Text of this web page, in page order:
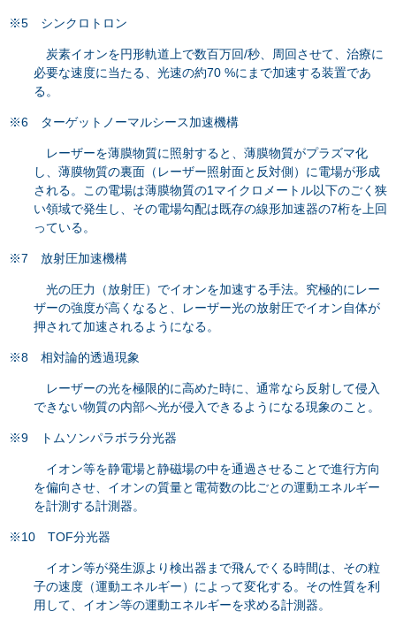
※5 シンクロトロン
炭素イオンを円形軌道上で数百万回/秒、周回させて、治療に
必要な速度に当たる、光速の約70 %にまで加速する装置であ
る。
※6 ターゲットノーマルシース加速機構
レーザーを薄膜物質に照射すると、薄膜物質がプラズマ化
し、薄膜物質の裏面（レーザー照射面と反対側）に電場が形成
される。この電場は薄膜物質の1マイクロメートル以下のごく狭
い領域で発生し、その電場勾配は既存の線形加速器の7桁を上回
っている。
※7 放射圧加速機構
光の圧力（放射圧）でイオンを加速する手法。究極的にレー
ザーの強度が高くなると、レーザー光の放射圧でイオン自体が
押されて加速されるようになる。
※8 相対論的透過現象
レーザーの光を極限的に高めた時に、通常なら反射して侵入
できない物質の内部へ光が侵入できるようになる現象のこと。
※9 トムソンパラボラ分光器
イオン等を静電場と静磁場の中を通過させることで進行方向
を偏向させ、イオンの質量と電荷数の比ごとの運動エネルギー
を計測する計測器。
※10 TOF分光器
イオン等が発生源より検出器まで飛んでくる時間は、その粒
子の速度（運動エネルギー）によって変化する。その性質を利
用して、イオン等の運動エネルギーを求める計測器。